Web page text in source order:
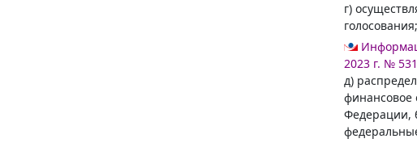
г)
голосования;
2023 г. №
д)
финансовое
Федерации,